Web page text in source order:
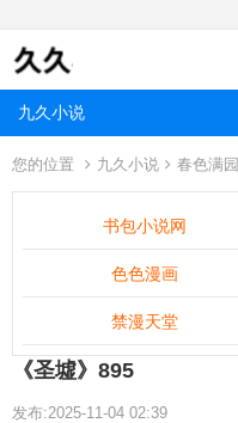
九久小说
您的位置 九久小说 春色满园
书包小说网
色色漫画
禁漫天堂
《圣墟》895
发布:2025-11-04 02:39